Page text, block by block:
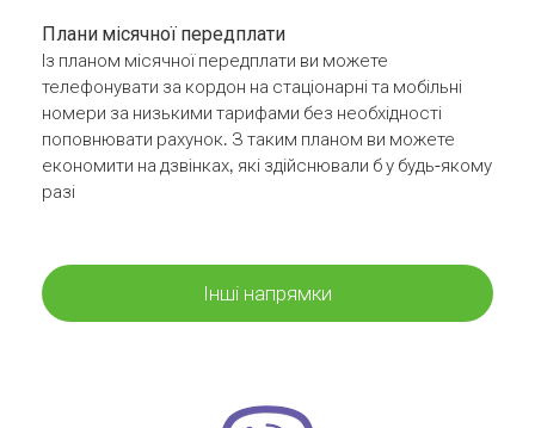
Плани місячної передплати
Із планом місячної передплати ви можете
телефонувати за кордон на стаціонарні та мобільні
номери за низькими тарифами без необхідності
поповнювати рахунок. З таким планом ви можете
економити на дзвінках, які здійснювали б у будь-якому
разі
Інші напрямки